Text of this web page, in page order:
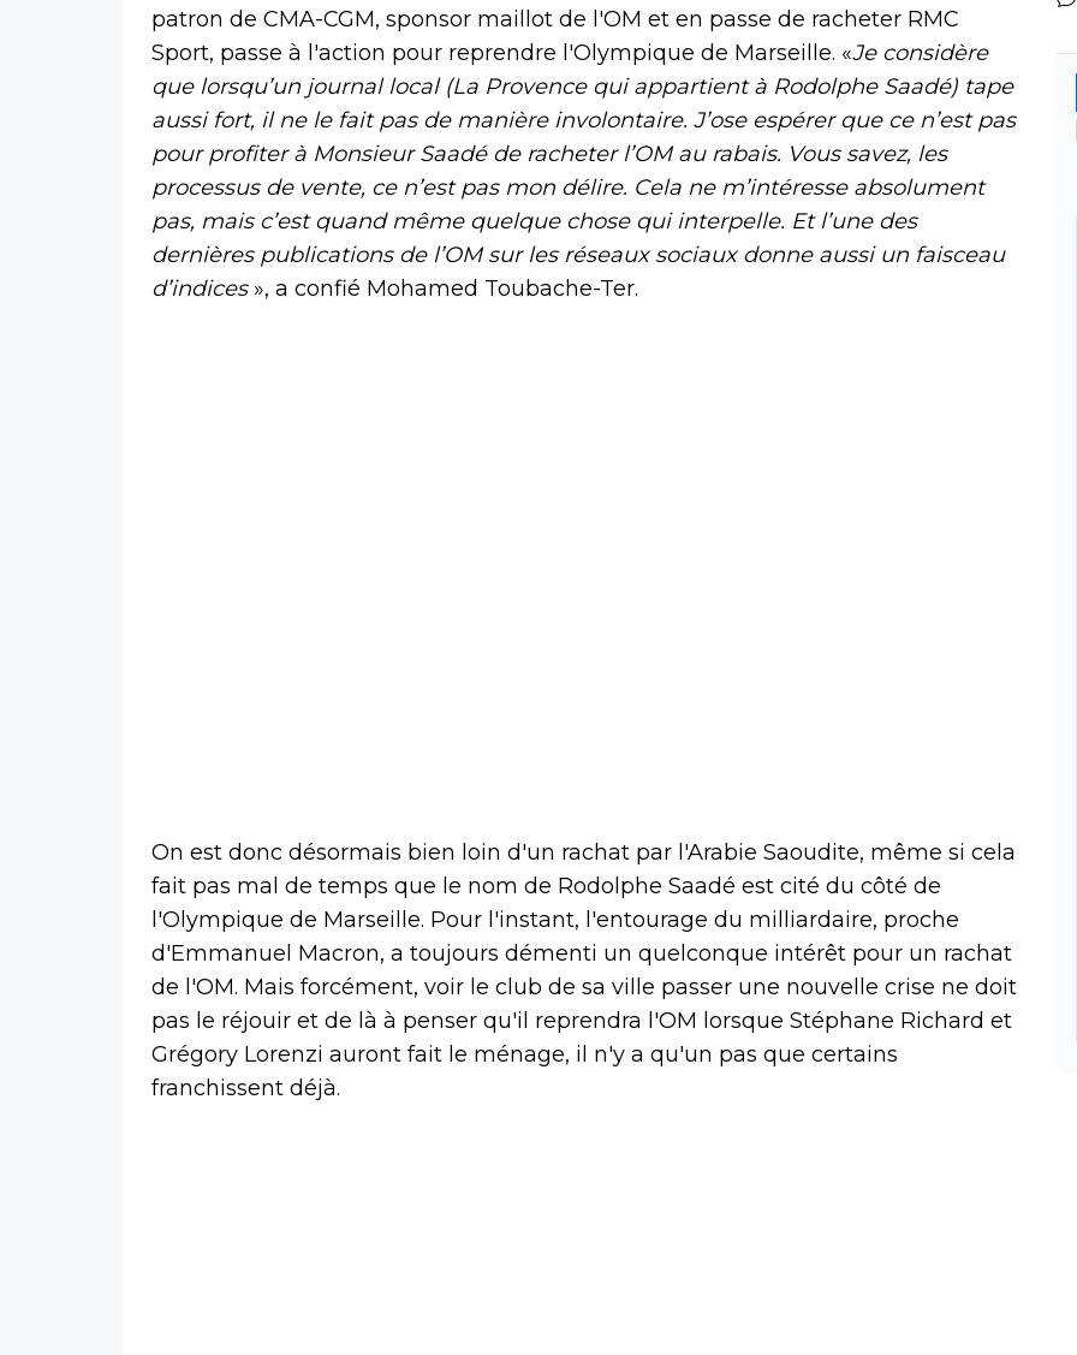
patron de CMA-CGM, sponsor maillot de l'OM et en passe de racheter RMC
Sport, passe à l'action pour reprendre l'Olympique de Marseille. «Je considère
que lorsqu’un journal local (La Provence qui appartient à Rodolphe Saadé) tape
aussi fort, il ne le fait pas de manière involontaire. J’ose espérer que ce n’est pas
pour profiter à Monsieur Saadé de racheter l’OM au rabais. Vous savez, les
processus de vente, ce n’est pas mon délire. Cela ne m’intéresse absolument
pas, mais c’est quand même quelque chose qui interpelle. Et l’une des
dernières publications de l’OM sur les réseaux sociaux donne aussi un faisceau
d’indices», a confié Mohamed Toubache-Ter.
On est donc désormais bien loin d'un rachat par l'Arabie Saoudite, même si cela
fait pas mal de temps que le nom de Rodolphe Saadé est cité du côté de
l'Olympique de Marseille. Pour l'instant, l'entourage du milliardaire, proche
d'Emmanuel Macron, a toujours démenti un quelconque intérêt pour un rachat
de l'OM. Mais forcément, voir le club de sa ville passer une nouvelle crise ne doit
pas le réjouir et de là à penser qu'il reprendra l'OM lorsque Stéphane Richard et
Grégory Lorenzi auront fait le ménage, il n'y a qu'un pas que certains
franchissent déjà.